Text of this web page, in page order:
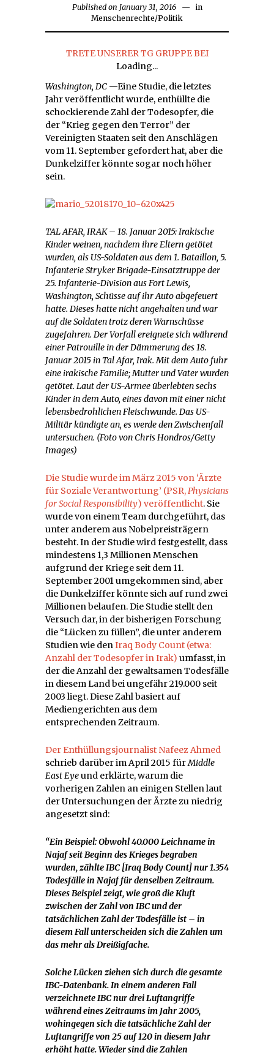
Published on January 31, 2016
in
Menschenrechte/Politik
TRETE UNSERER TG GRUPPE BEI
Loading...
Washington, DC —Eine Studie, die letztes
Jahr veröffentlicht wurde, enthüllte die
schockierende Zahl der Todesopfer, die
der “Krieg gegen den Terror” der
Vereinigten Staaten seit den Anschlägen
vom 11. September gefordert hat, aber die
Dunkelziffer könnte sogar noch höher
sein.
TAL AFAR, IRAK – 18. Januar 2015: Irakische
Kinder weinen, nachdem ihre Eltern getötet
wurden, als US-Soldaten aus dem 1. Bataillon, 5.
Infanterie Stryker Brigade-Einsatztruppe der
25. Infanterie-Division aus Fort Lewis,
Washington, Schüsse auf ihr Auto abgefeuert
hatte. Dieses hatte nicht angehalten und war
auf die Soldaten trotz deren Warnschüsse
zugefahren. Der Vorfall ereignete sich während
einer Patrouille in der Dämmerung des 18.
Januar 2015 in Tal Afar, Irak. Mit dem Auto fuhr
eine irakische Familie; Mutter und Vater wurden
getötet. Laut der US-Armee überlebten sechs
Kinder in dem Auto, eines davon mit einer nicht
lebensbedrohlichen Fleischwunde. Das US-
Militär kündigte an, es werde den Zwischenfall
untersuchen. (Foto von Chris Hondros/Getty
Images)
Die Studie wurde im März 2015 von ‘Ärzte
für Soziale Verantwortung’ (PSR,Physicians
for Social Responsibility) veröffentlicht. Sie
wurde von einem Team durchgeführt, das
unter anderem aus Nobelpreisträgern
besteht. In der Studie wird festgestellt, dass
mindestens 1,3 Millionen Menschen
aufgrund der Kriege seit dem 11.
September 2001 umgekommen sind, aber
die Dunkelziffer könnte sich auf rund zwei
Millionen belaufen. Die Studie stellt den
Versuch dar, in der bisherigen Forschung
die “Lücken zu füllen”, die unter anderem
Studien wie denIraq Body Count (etwa:
Anzahl der Todesopfer in Irak) umfasst, in
der die Anzahl der gewaltsamen Todesfälle
in diesem Land bei ungefähr 219.000 seit
2003 liegt. Diese Zahl basiert auf
Mediengerichten aus dem
entsprechenden Zeitraum.
Der Enthüllungsjournalist Nafeez Ahmed
schrieb darüber im April 2015 fürMiddle
East Eyeund erklärte, warum die
vorherigen Zahlen an einigen Stellen laut
der Untersuchungen der Ärzte zu niedrig
angesetzt sind:
“Ein Beispiel: Obwohl 40.000 Leichname in
Najaf seit Beginn des Krieges begraben
wurden, zählte IBC [Iraq Body Count] nur 1.354
Todesfälle in Najaf für denselben Zeitraum.
Dieses Beispiel zeigt, wie groß die Kluft
zwischen der Zahl von IBC und der
tatsächlichen Zahl der Todesfälle ist – in
diesem Fall unterscheiden sich die Zahlen um
das mehr als Dreißigfache.
Solche Lücken ziehen sich durch die gesamte
IBC-Datenbank. In einem anderen Fall
verzeichnete IBC nur drei Luftangriffe
während eines Zeitraums im Jahr 2005,
wohingegen sich die tatsächliche Zahl der
Luftangriffe von 25 auf 120 in diesem Jahr
erhöht hatte. Wieder sind die Zahlen